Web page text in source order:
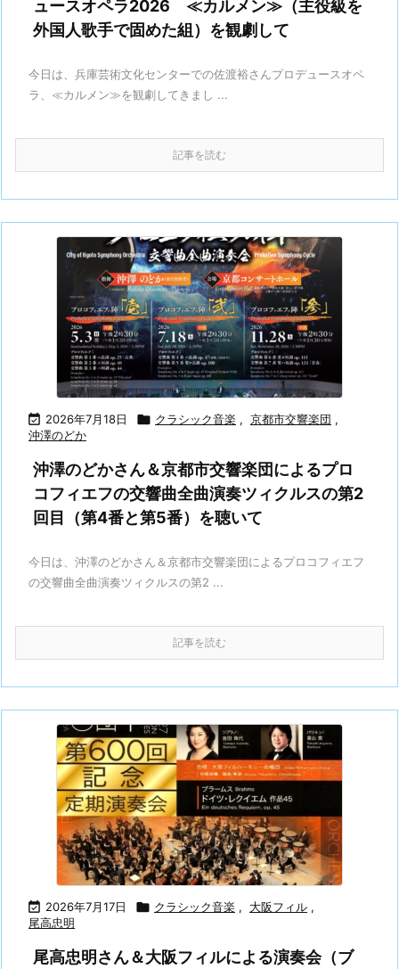
ュースオペラ2026 ≪カルメン≫（主役級を
外国人歌手で固めた組）を観劇して
今日は、兵庫芸術文化センターでの佐渡裕さんプロデュースオペ
ラ、≪カルメン≫を観劇してきまし ...
記事を読む
 2026年7月18日  クラシック音楽 , 京都市交響楽団 ,
沖澤のどか
沖澤のどかさん＆京都市交響楽団によるプロ
コフィエフの交響曲全曲演奏ツィクルスの第2
回目（第4番と第5番）を聴いて
今日は、沖澤のどかさん＆京都市交響楽団によるプロコフィエフ
の交響曲全曲演奏ツィクルスの第2 ...
記事を読む
 2026年7月17日  クラシック音楽 , 大阪フィル ,
尾高忠明
尾高忠明さん＆大阪フィルによる演奏会（ブ